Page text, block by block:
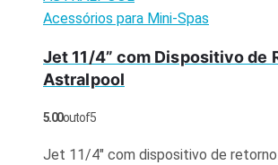
Acessórios para Mini-Spas
Jet 11/4” com Dispositivo de
Astralpool
5.00out of 5
Jet 11/4″ com dispositivo de